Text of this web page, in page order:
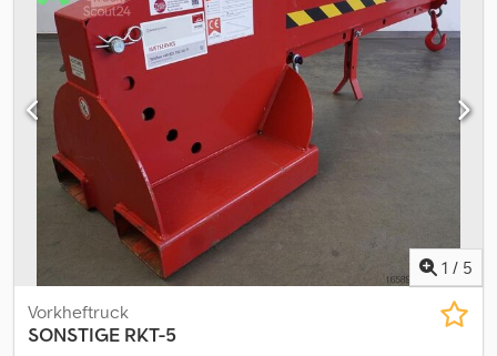
nieuwe duplex hefmast met hefhoogte 3845 mm geschikt voor
LINDE BR 391, met dubbele hulphydrauliek, vorkenbord met
geïntegreerde sideshift 980 mm, zonder vorken, lastzwaartepunt:
500 Csdow Uyk Djpfx Aagerf
1 / 5
Vorkheftruck
SONSTIGE RKT-5